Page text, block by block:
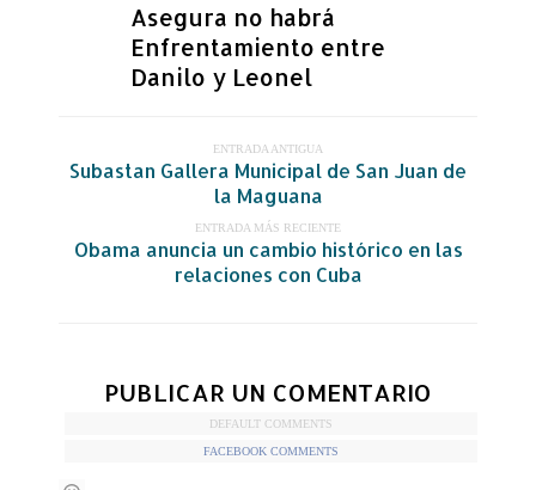
Asegura no habrá
Enfrentamiento entre
Danilo y Leonel
ENTRADA ANTIGUA
Subastan Gallera Municipal de San Juan de
la Maguana
ENTRADA MÁS RECIENTE
Obama anuncia un cambio histórico en las
relaciones con Cuba
PUBLICAR UN COMENTARIO
DEFAULT COMMENTS
FACEBOOK COMMENTS